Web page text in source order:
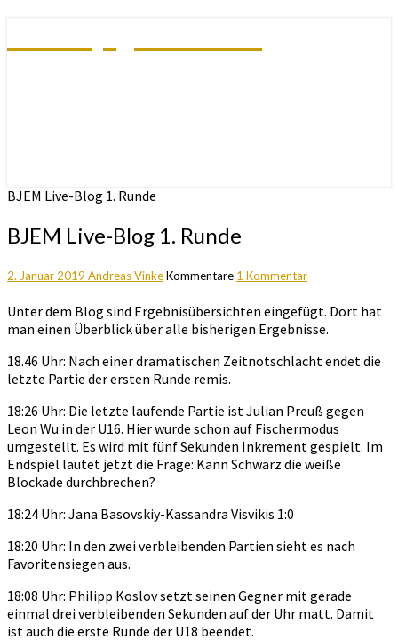
BJEM Live-Blog 1. Runde
BJEM Live-Blog 1. Runde
2. Januar 2019 Andreas VinkeKommentare 1 Kommentar
Unter dem Blog sind Ergebnisübersichten eingefügt. Dort hat
man einen Überblick über alle bisherigen Ergebnisse.
18.46 Uhr: Nach einer dramatischen Zeitnotschlacht endet die
letzte Partie der ersten Runde remis.
18:26 Uhr: Die letzte laufende Partie ist Julian Preuß gegen
Leon Wu in der U16. Hier wurde schon auf Fischermodus
umgestellt. Es wird mit fünf Sekunden Inkrement gespielt. Im
Endspiel lautet jetzt die Frage: Kann Schwarz die weiße
Blockade durchbrechen?
18:24 Uhr: Jana Basovskiy-Kassandra Visvikis 1:0
18:20 Uhr: In den zwei verbleibenden Partien sieht es nach
Favoritensiegen aus.
18:08 Uhr: Philipp Koslov setzt seinen Gegner mit gerade
einmal drei verbleibenden Sekunden auf der Uhr matt. Damit
ist auch die erste Runde der U18 beendet.